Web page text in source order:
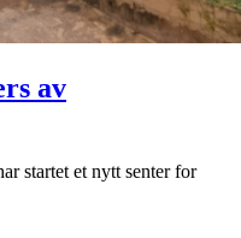
av
startet et nytt senter for